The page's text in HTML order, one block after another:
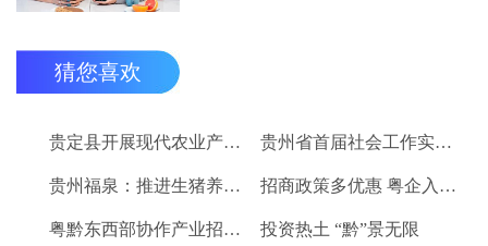
猜您喜欢
贵定县开展现代农业产业“稻+N”田间示范技术培训 贵州省首届社会工作实务技能大赛启动
贵州福泉：推进生猪养殖现代化 开创产业发展新格局 招商政策多优惠 粤企入黔得实惠
粤黔东西部协作产业招商对接会将于9月8日举行 投资热土 “黔”景无限